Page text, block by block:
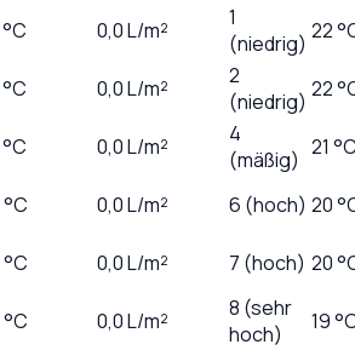
°C 0,0L/m²
1
(niedrig) 22
°C 0,0L/m²
2
(niedrig) 22
°C 0,0L/m²
4
(mäßig) 21
°C 0,0L/m² 6 (hoch) 20
°C 0,0L/m² 7 (hoch) 20
°C 0,0L/m²
8 (sehr
hoch)
19